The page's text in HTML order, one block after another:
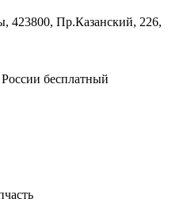
423800, Пр.Казанский, 226,
бесплатный